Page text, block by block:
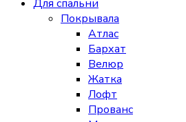
Для спальни
Покрывала
Атлас
Бархат
Велюр
Жатка
Лофт
Прованс